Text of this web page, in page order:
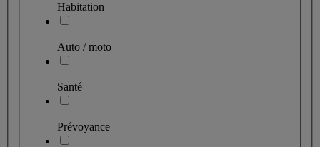
Habitation
Auto / moto
Santé
Prévoyance